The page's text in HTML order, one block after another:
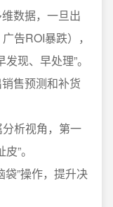
数据，一旦出
告ROI暴跌），
现、早处理”。
售预测和补货
析视角，第一
”。
袋”操作，提升决